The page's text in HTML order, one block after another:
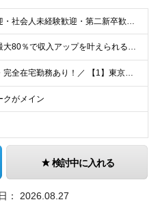
＜未経験歓迎・社会人未経験歓迎・第二新卒歓迎・ブランクOK・学歴不問＞ ★これまでの経験は一切不問！ ★人柄重視の採用を行っています！ ★95％が未経験スタート！ 知識や経験がなくても、入社後に学べる
＜還元率は最大80％で収入アップを叶えられる！＞ 【月給26.5万円～50万円＋各種インセンティブ】 ★プロジェクトデビュー後は月給UP！ ＊＊＊ ■月給26.5万円～50万円＋賞与＋インセンティ
＼リモート・完全在宅勤務あり！／ 【1】東京本社もしくは東京23区を中心とした神奈川・埼玉・千葉エリアの各プロジェクト先 【2】大阪を中心とした京都・兵庫・滋賀・奈良・和歌山エリアの各プロジェクト先
クがメイン
検討中に入れる
： 2026.08.27